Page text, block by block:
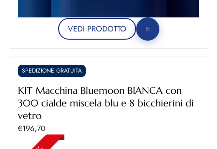
VEDI PRODOTTO
SPEDIZIONE GRATUITA
KIT Macchina Bluemoon BIANCA con
300 cialde miscela blu e 8 bicchierini di
vetro
Prezzo scontato
€196,70